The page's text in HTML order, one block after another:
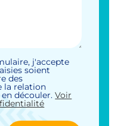
j'accepte
soient
des
la relation
découler.Voir